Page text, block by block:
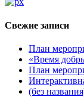
Свежие записи
План
«Время
План
(без